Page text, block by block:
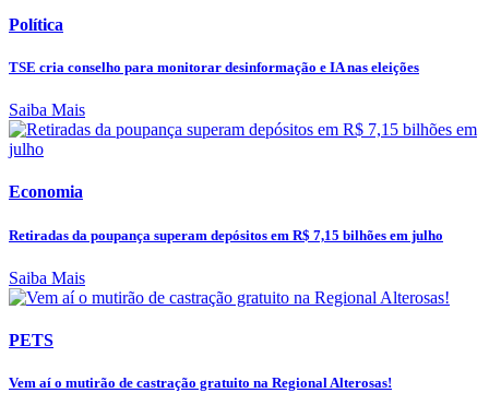
Política
TSE cria conselho para monitorar desinformação e IA nas eleições
Saiba Mais
Economia
Retiradas da poupança superam depósitos em R$ 7,15 bilhões em julho
Saiba Mais
PETS
Vem aí o mutirão de castração gratuito na Regional Alterosas!